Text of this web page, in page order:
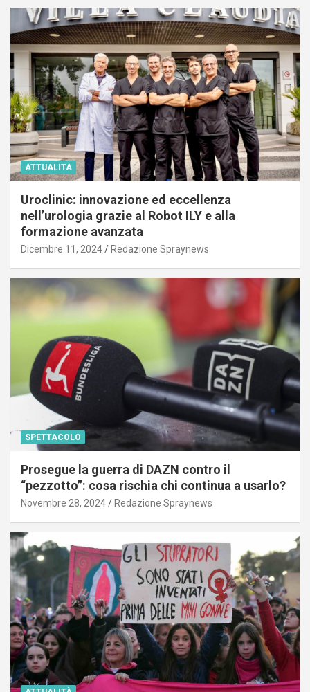
ATTUALITÀ
Uroclinic: innovazione ed eccellenza
nell’urologia grazie al Robot ILY e alla
formazione avanzata
Dicembre 11, 2024 Redazione Spraynews
SPETTACOLO
Prosegue la guerra di DAZN contro il
“pezzotto”: cosa rischia chi continua a usarlo?
Novembre 28, 2024 Redazione Spraynews